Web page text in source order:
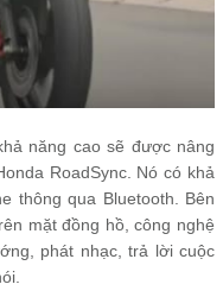
năng cao sẽ được nâng
RoadSync. Nó có khả
thông qua Bluetooth. Bên
mặt đồng hồ, công nghệ
phát nhạc, trả lời cuộc